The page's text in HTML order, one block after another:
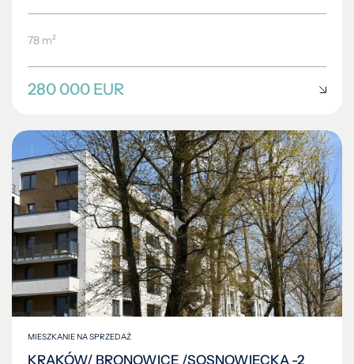
78 m²
280 000 EUR
MIESZKANIE NA SPRZEDAŻ
KRAKÓW/ BRONOWICE /SOSNOWIECKA -2